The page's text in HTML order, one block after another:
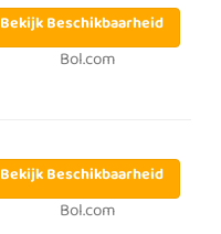
Bekijk Beschikbaarheid
Bol.com
Bekijk Beschikbaarheid
Bol.com